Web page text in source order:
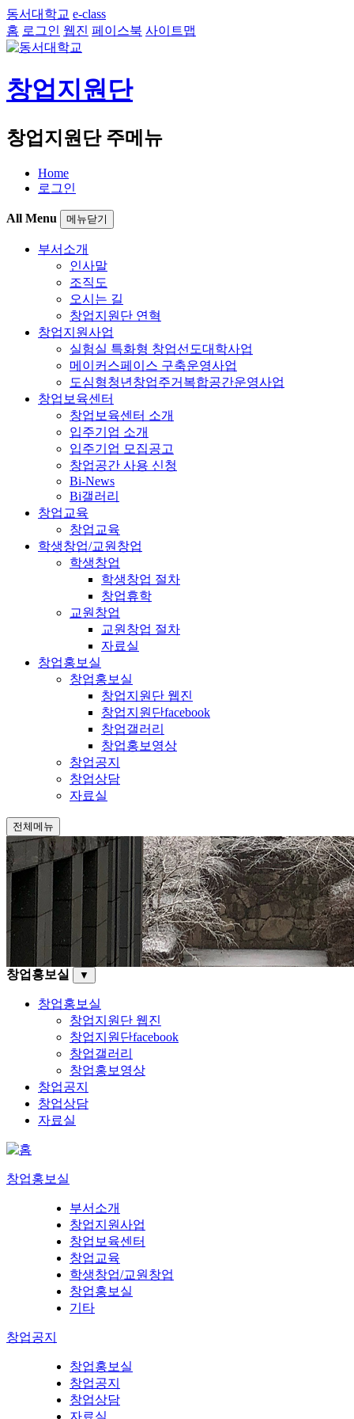
동서대학교 e-class
홈 로그인 웹진 페이스북 사이트맵
창업지원단
창업지원단 주메뉴
Home
로그인
All Menu 메뉴닫기
부서소개
인사말
조직도
오시는 길
창업지원단 연혁
창업지원사업
실험실 특화형 창업선도대학사업
메이커스페이스 구축운영사업
도심형청년창업주거복합공간운영사업
창업보육센터
창업보육센터 소개
입주기업 소개
입주기업 모집공고
창업공간 사용 신청
Bi-News
Bi갤러리
창업교육
창업교육
학생창업/교원창업
학생창업
학생창업 절차
창업휴학
교원창업
교원창업 절차
자료실
창업홍보실
창업홍보실
창업지원단 웹진
창업지원단facebook
창업갤러리
창업홍보영상
창업공지
창업상담
자료실
전체메뉴
창업홍보실 ▼
창업홍보실
창업지원단 웹진
창업지원단facebook
창업갤러리
창업홍보영상
창업공지
창업상담
자료실
창업홍보실
부서소개
창업지원사업
창업보육센터
창업교육
학생창업/교원창업
창업홍보실
기타
창업공지
창업홍보실
창업공지
창업상담
자료실